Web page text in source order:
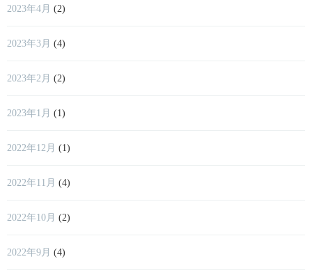
2023年4月 (2)
2023年3月 (4)
2023年2月 (2)
2023年1月 (1)
2022年12月 (1)
2022年11月 (4)
2022年10月 (2)
2022年9月 (4)